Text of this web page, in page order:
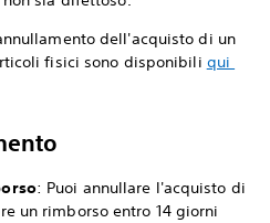
dell'acquisto di un
fisici sono disponibili qui
: Puoi annullare l'acquisto di
un rimborso entro 14 giorni